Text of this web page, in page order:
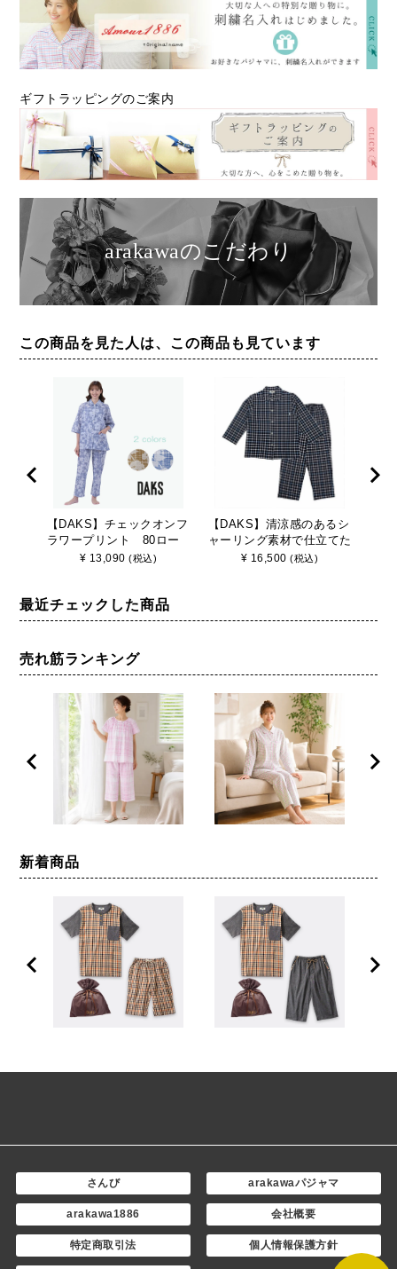
ギフトラッピングのご案内
arakawaのこだわり
この商品を見た人は、この商品も見ています
【DAKS】チェックオンフ
ラワープリント 80ロー
ンリップル 7分袖長ズボ
¥ 13,090 (税込)
【DAKS】清涼感のあるシ
ャーリング素材で仕立てた
パジャマ
¥ 16,500 (税込)
最近チェックした商品
売れ筋ランキング
新着商品
さんび arakawaパジャマ
arakawa1886 会社概要
特定商取引法 個人情報保護方針